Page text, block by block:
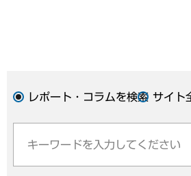
レポート・コラムを検索 サイト